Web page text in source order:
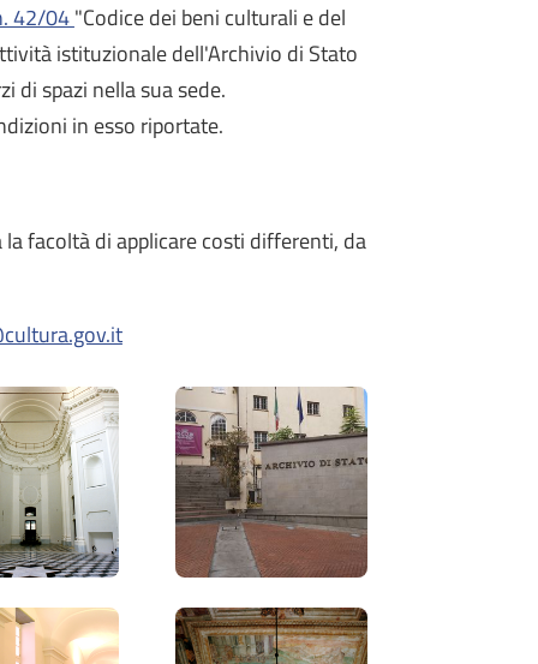
42/04"Codice dei beni culturali e del
istituzionale dell'Archivio di Stato
di spazi nella sua sede.
in esso riportate.
facoltà di applicare costi differenti, da